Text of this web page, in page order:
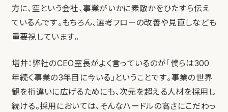
方に、空という会社、事業がいかに素敵かをひたすら伝え
ているんです。もちろん、選考フローの改善や見直しなども
重要視しています。
増井：弊社のCEO室長がよく言っているのが「僕らは300
年続く事業の3年目に今いる」ということです。事業の世界
観を桁違いに広げるためにも、次元を超える人材を採用し
続ける。採用においては、そんなハードルの高さにこだわっ